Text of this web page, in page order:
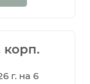
корп.
г. на 6